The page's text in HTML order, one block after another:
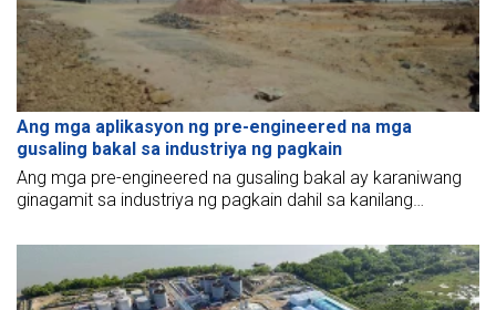
Ang mga aplikasyon ng pre-engineered na mga
gusaling bakal sa industriya ng pagkain
Ang mga pre-engineered na gusaling bakal ay karaniwang
ginagamit sa industriya ng pagkain dahil sa kanilang
may-ari. Ang artikulong ito ay susuriin ang ilang karaniwang